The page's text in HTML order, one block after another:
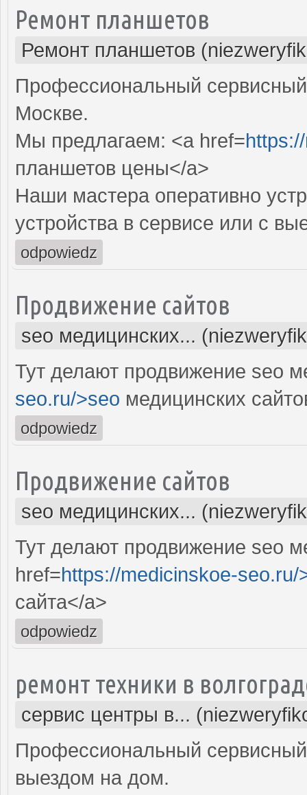
Ремонт планшетов
Ремонт планшетов
Профессиональный
Москве.
Мы предлагаем: <a href=
планшетов цены</a>
Наши мастера оперативно
устройства в сервисе или с
odpowiedz
Продвижение сайтов
seo медицинских...
Тут делают продвижение seo
seo.ru/>seo медицинских
odpowiedz
Продвижение сайтов
seo медицинских...
Тут делают продвижение seo
href=https://medicinskoe-seo.ru/
сайта</a>
odpowiedz
ремонт техники в
сервис центры в...
Профессиональный
выездом на дом.